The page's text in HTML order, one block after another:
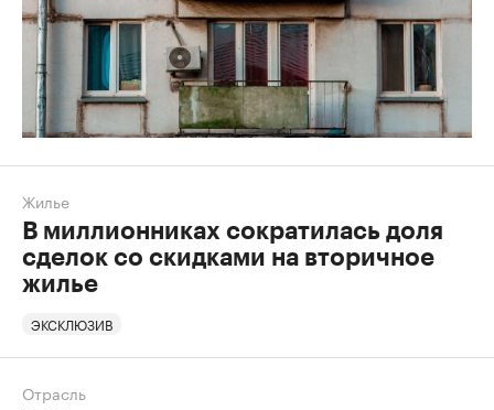
Жилье
В миллионниках сократилась доля
сделок со скидками на вторичное
жилье
ЭКСКЛЮЗИВ
Отрасль